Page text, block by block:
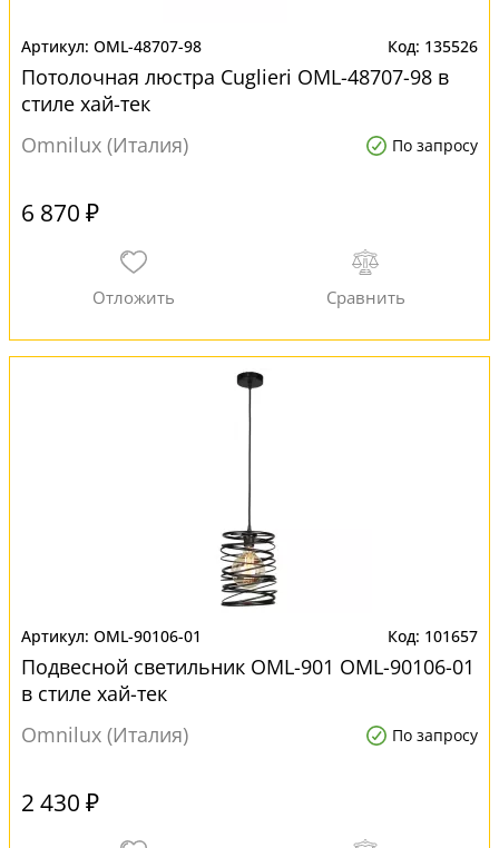
OML-48707-98 135526
Потолочная люстра Cuglieri OML-48707-98 в
стиле хай-тек
Omnilux (Италия)
По запросу
6 870 ₽
OML-90106-01 101657
Подвесной светильник OML-901 OML-90106-01
в стиле хай-тек
Omnilux (Италия)
По запросу
2 430 ₽